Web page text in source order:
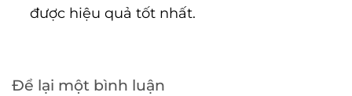
được hiệu quả tốt nhất.
Để lại một bình luận